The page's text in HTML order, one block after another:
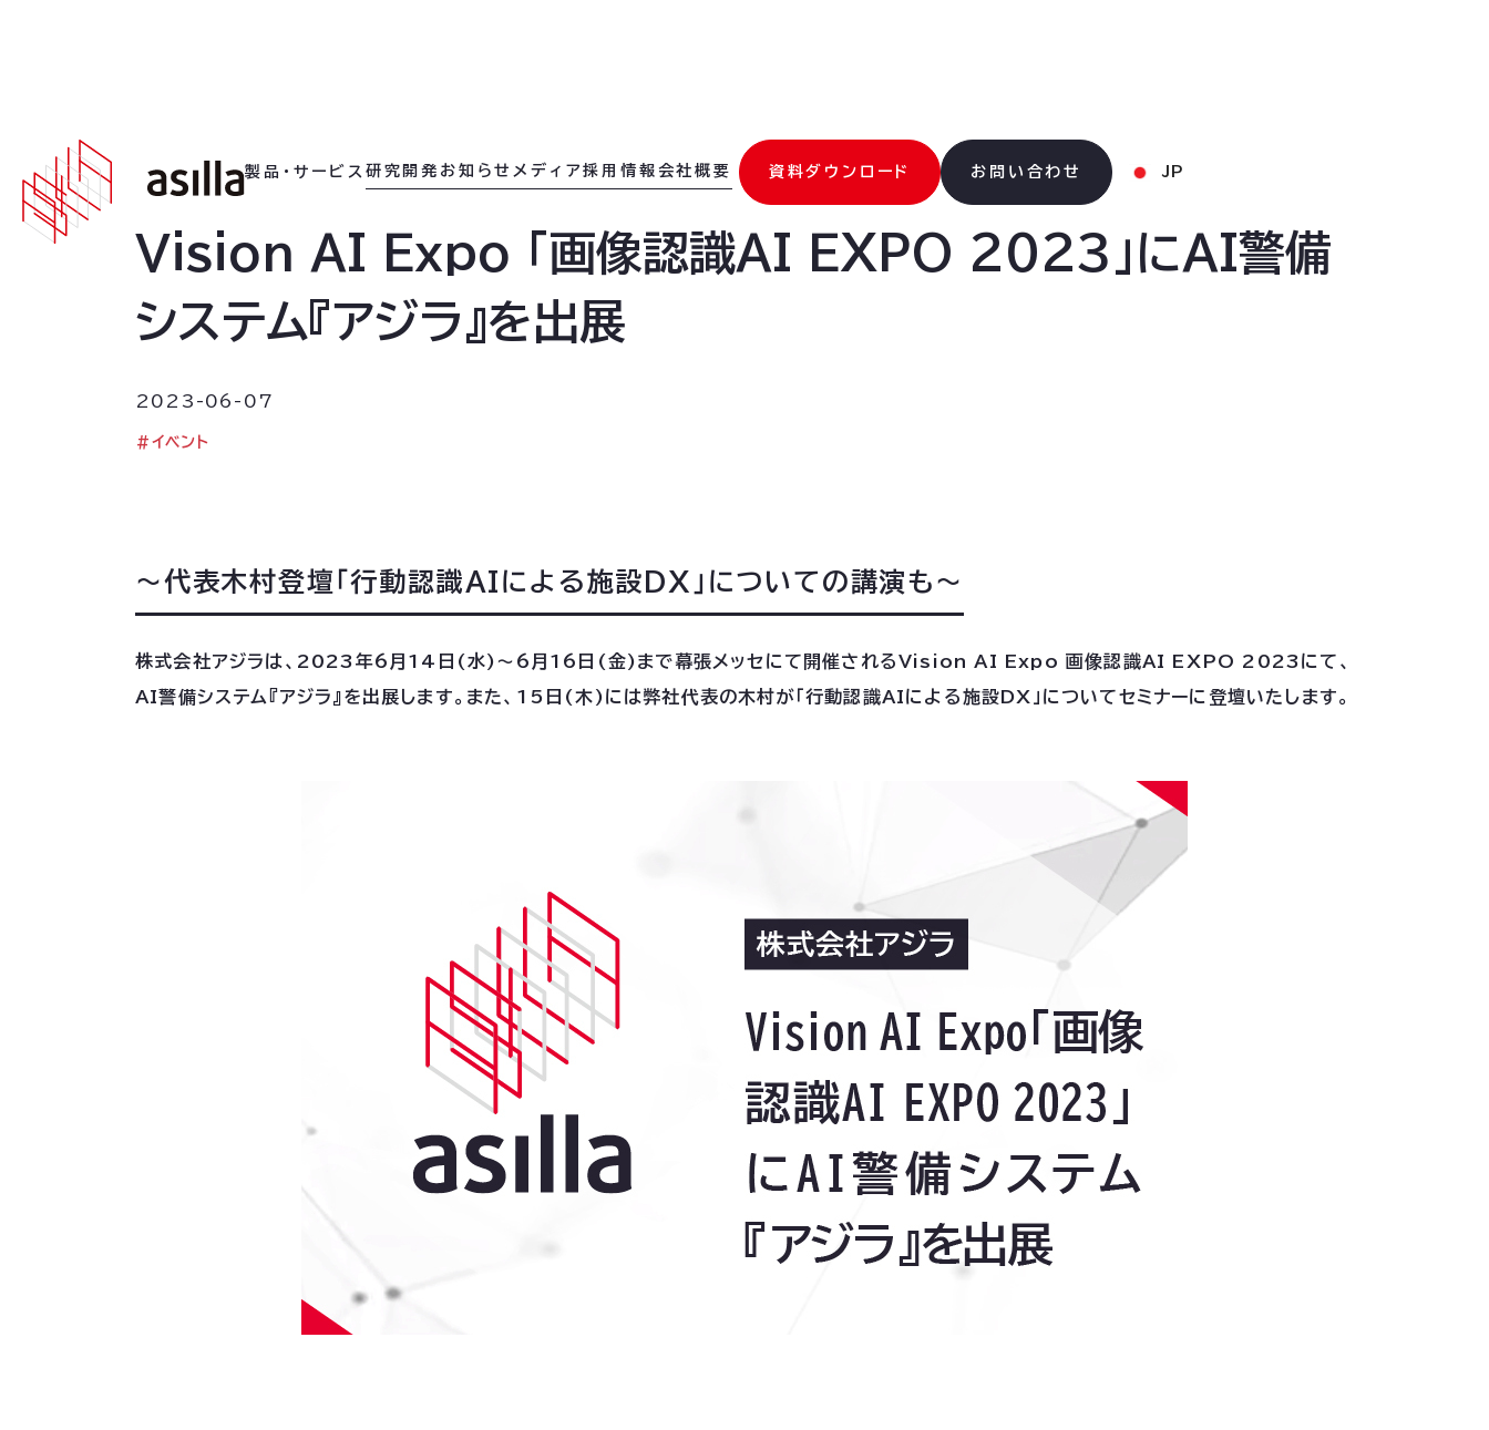
製品・サービス 研究開発 お知らせ メディア採用情報 会社概要 資料ダウンロード お問い合わせ JP
2023. 06.07
Vision AI Expo 「画像認識AI EXPO 2023」にAI警備
システム『アジラ』を出展
2023-06-07
#イベント
〜代表木村登壇「行動認識AIによる施設DX」についての講演も～
株式会社アジラは、2023年6月14日(水)～6月16日(金)まで幕張メッセにて開催されるVision AI Expo 画像認識AI EXPO 2023にて、
AI警備システム『アジラ』を出展します。また、15日(木)には弊社代表の木村が「行動認識AIによる施設DX」についてセミナーに登壇いたします。